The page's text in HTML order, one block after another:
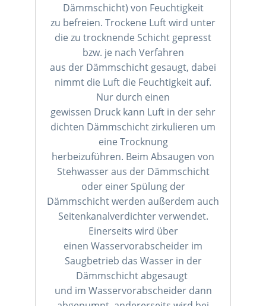
Dämmschicht) von Feuchtigkeit
zu befreien. Trockene Luft wird unter
die zu trocknende Schicht gepresst
bzw. je nach Verfahren
aus der Dämmschicht gesaugt, dabei
nimmt die Luft die Feuchtigkeit auf.
Nur durch einen
gewissen Druck kann Luft in der sehr
dichten Dämmschicht zirkulieren um
eine Trocknung
herbeizuführen. Beim Absaugen von
Stehwasser aus der Dämmschicht
oder einer Spülung der
Dämmschicht werden außerdem auch
Seitenkanalverdichter verwendet.
Einerseits wird über
einen Wasservorabscheider im
Saugbetrieb das Wasser in der
Dämmschicht abgesaugt
und im Wasservorabscheider dann